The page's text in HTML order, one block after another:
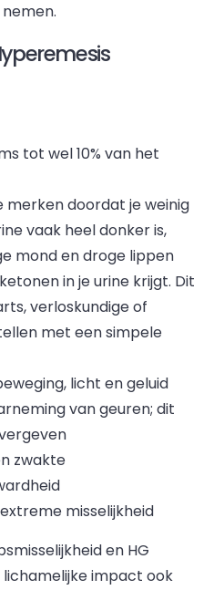
tot wel 10% van het
merken doordat je weinig
vaak heel donker is,
mond en droge lippen
in je urine krijgt. Dit
verloskundige of
met een simpele
licht en geluid
van geuren; dit
zwakte
misselijkheid
en HG
impact ook